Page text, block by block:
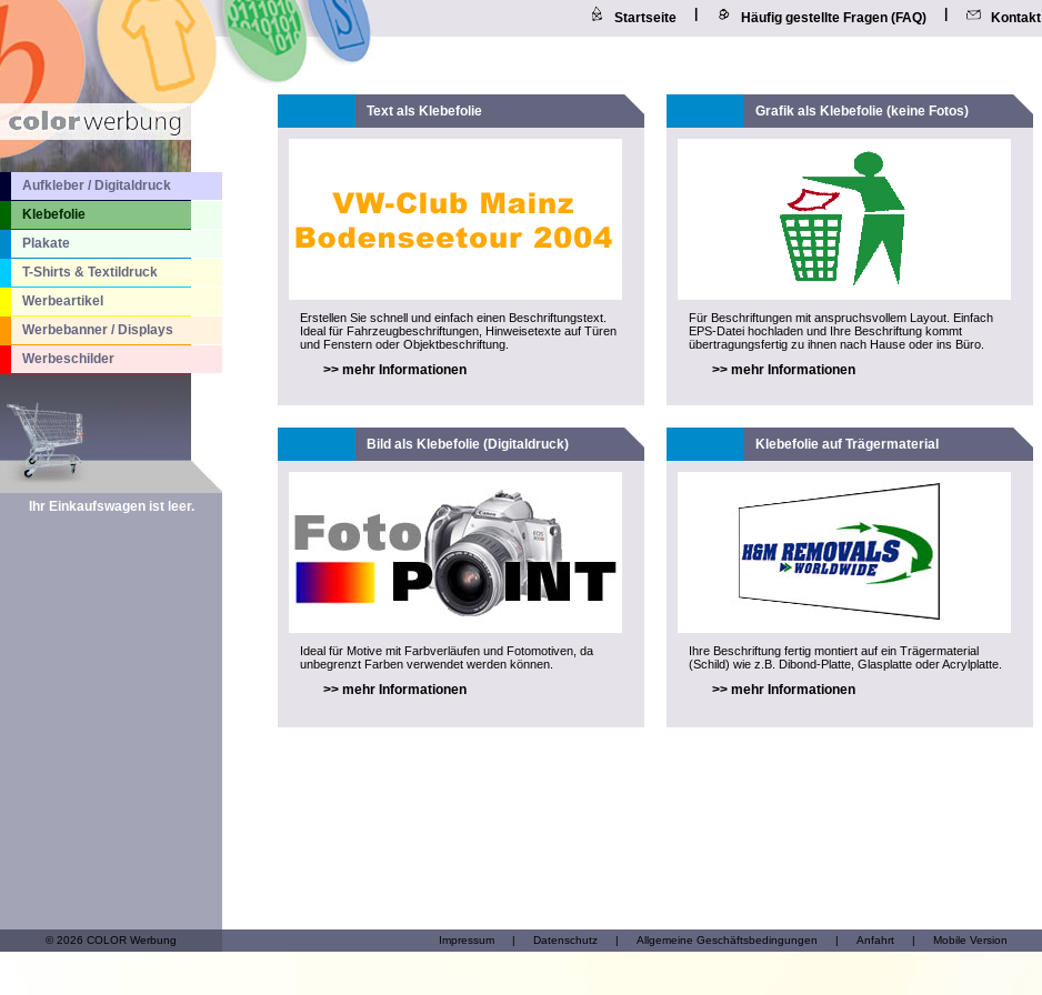
Startseite Häufig gestellte Fragen (FAQ) Kontakt
Aufkleber / Digitaldruck
Klebefolie
Plakate
T-Shirts & Textildruck
Werbeartikel
Werbebanner / Displays
Werbeschilder
Ihr Einkaufswagen ist leer.
Text als Klebefolie
Erstellen Sie schnell und einfach einen Beschriftungstext.
Ideal für Fahrzeugbeschriftungen, Hinweisetexte auf Türen
und Fenstern oder Objektbeschriftung.
>> mehr Informationen
Grafik als Klebefolie (keine Fotos)
Für Beschriftungen mit anspruchsvollem Layout. Einfach
EPS-Datei hochladen und Ihre Beschriftung kommt
übertragungsfertig zu ihnen nach Hause oder ins Büro.
>> mehr Informationen
Bild als Klebefolie (Digitaldruck)
Ideal für Motive mit Farbverläufen und Fotomotiven, da
unbegrenzt Farben verwendet werden können.
>> mehr Informationen
Klebefolie auf Trägermaterial
Ihre Beschriftung fertig montiert auf ein Trägermaterial
(Schild) wie z.B. Dibond-Platte, Glasplatte oder Acrylplatte.
>> mehr Informationen
© 2026 COLOR Werbung Impressum | Datenschutz | Allgemeine Geschäftsbedingungen | Anfahrt | Mobile Version